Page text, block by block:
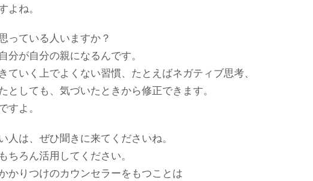
ね。
っている人いますか？
が自分の親になるんです。
いく上でよくない習慣、たとえばネガティブ思考、
しても、気づいたときから修正できます。
すよ。
は、ぜひ聞きに来てくださいね。
ろん活用してください。
かりつけのカウンセラーをもつことは